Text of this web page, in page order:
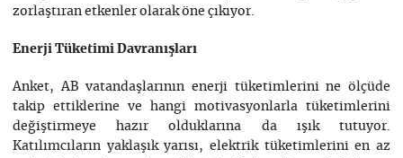
zorlaştıran etkenler olarak öne çıkıyor.
Enerji Tüketimi Davranışları
Anket, AB vatandaşlarının enerji tüketimlerini ne ölçüde
takip ettiklerine ve hangi motivasyonlarla tüketimlerini
değiştirmeye hazır olduklarına da ışık tutuyor.
Katılımcıların yaklaşık yarısı, elektrik tüketimlerini en az